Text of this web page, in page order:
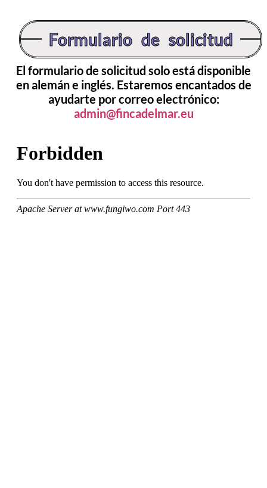
Formulario de solicitud
El formulario de solicitud solo está disponible
en alemán e inglés. Estaremos encantados de
ayudarte por correo electrónico:
admin@fincadelmar.eu